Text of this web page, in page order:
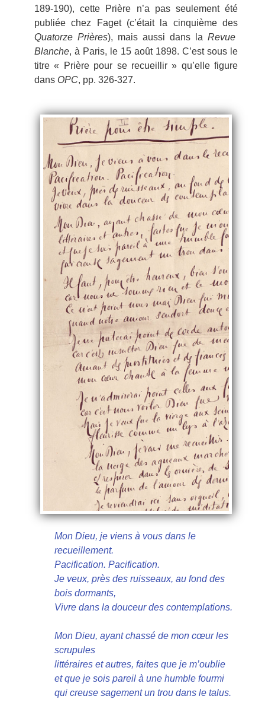
189-190), cette Prière n’a pas seulement été
publiée chez Faget (c’était la cinquième des
Quatorze Prières), mais aussi dans la Revue
Blanche, à Paris, le 15 août 1898. C’est sous le
titre « Prière pour se recueillir » qu’elle figure
dans OPC, pp. 326-327.
Mon Dieu, je viens à vous dans le
recueillement.
Pacification. Pacification.
Je veux, près des ruisseaux, au fond des
bois dormants,
Vivre dans la douceur des contemplations.
Mon Dieu, ayant chassé de mon cœur les
scrupules
littéraires et autres, faites que je m’oublie
et que je sois pareil à une humble fourmi
qui creuse sagement un trou dans le talus.